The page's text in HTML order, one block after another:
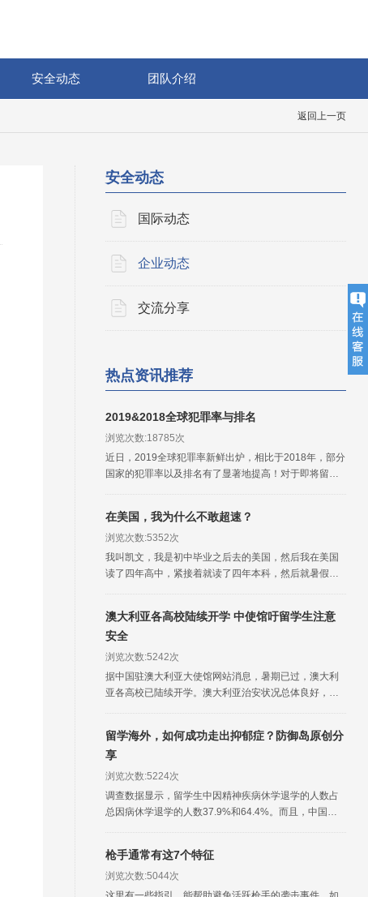
安全动态 团队介绍
返回上一页
安全动态
国际动态
企业动态
交流分享
热点资讯推荐
2019&2018全球犯罪率与排名
浏览次数:18785次
近日，2019全球犯罪率新鲜出炉，相比于2018年，部分
国家的犯罪率以及排名有了显著地提高！对于即将留学
考与防范作用。
在美国，我为什么不敢超速？
浏览次数:5352次
我叫凯文，我是初中毕业之后去的美国，然后我在美国
读了四年高中，紧接着就读了四年本科，然后就暑假的
澳大利亚各高校陆续开学 中使馆吁留学生注意
安全
浏览次数:5242次
据中国驻澳大利亚大使馆网站消息，暑期已过，澳大利
亚各高校已陆续开学。澳大利亚治安状况总体良好，但
留学海外，如何成功走出抑郁症？防御岛原创分
享
浏览次数:5224次
调查数据显示，留学生中因精神疾病休学退学的人数占
总因病休学退学的人数37.9%和64.4%。而且，中国在
枪手通常有这7个特征
浏览次数:5044次